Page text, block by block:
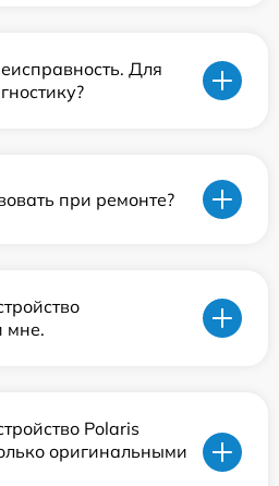
Для
при ремонте?
мне.
Polaris
оригинальными